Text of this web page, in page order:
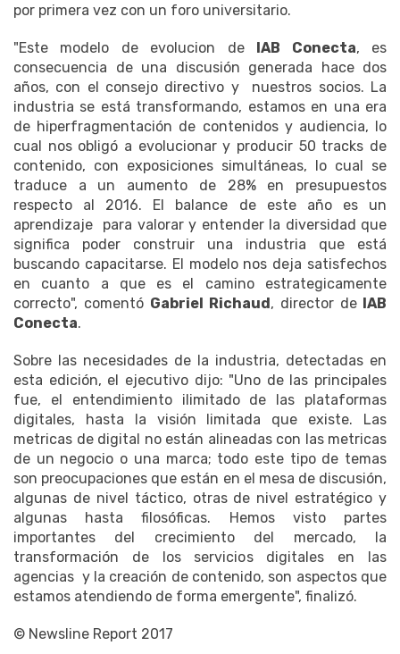
por primera vez con un foro universitario.
"Este modelo de evolucion de IAB Conecta, es
consecuencia de una discusión generada hace dos
años, con el consejo directivo y nuestros socios. La
industria se está transformando, estamos en una era
de hiperfragmentación de contenidos y audiencia, lo
cual nos obligó a evolucionar y producir 50 tracks de
contenido, con exposiciones simultáneas, lo cual se
traduce a un aumento de 28% en presupuestos
respecto al 2016. El balance de este año es un
aprendizaje para valorar y entender la diversidad que
significa poder construir una industria que está
buscando capacitarse. El modelo nos deja satisfechos
en cuanto a que es el camino estrategicamente
correcto", comentó Gabriel Richaud, director de IAB
Conecta.
Sobre las necesidades de la industria, detectadas en
esta edición, el ejecutivo dijo: "Uno de las principales
fue, el entendimiento ilimitado de las plataformas
digitales, hasta la visión limitada que existe. Las
metricas de digital no están alineadas con las metricas
de un negocio o una marca; todo este tipo de temas
son preocupaciones que están en el mesa de discusión,
algunas de nivel táctico, otras de nivel estratégico y
algunas hasta filosóficas. Hemos visto partes
importantes del crecimiento del mercado, la
transformación de los servicios digitales en las
agencias y la creación de contenido, son aspectos que
estamos atendiendo de forma emergente", finalizó.
© Newsline Report 2017